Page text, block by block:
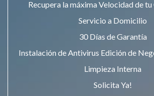
Recupera la máxima Velocidad de
Servicio a Domicilio
30 Días de Garantía
Instalación de Antivirus Edición de
Limpieza Interna
Solicita Ya!